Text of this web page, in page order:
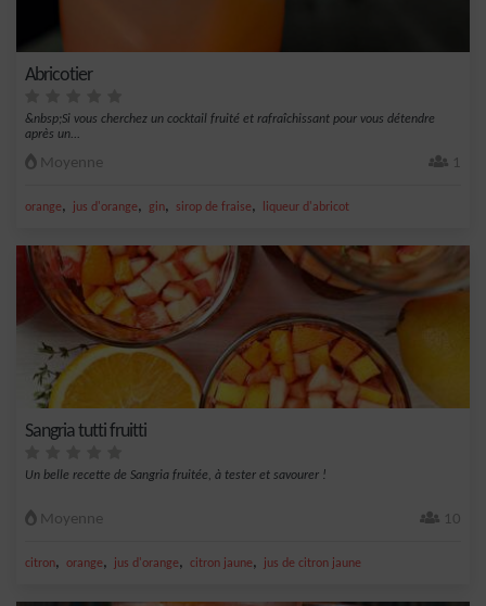
Abricotier
&nbsp;Si vous cherchez un cocktail fruité et rafraîchissant pour vous détendre
après un...
Moyenne 1
orange, jus d'orange, gin, sirop de fraise, liqueur d'abricot
Sangria tutti fruitti
Un belle recette de Sangria fruitée, à tester et savourer !
Moyenne 10
citron, orange, jus d'orange, citron jaune, jus de citron jaune